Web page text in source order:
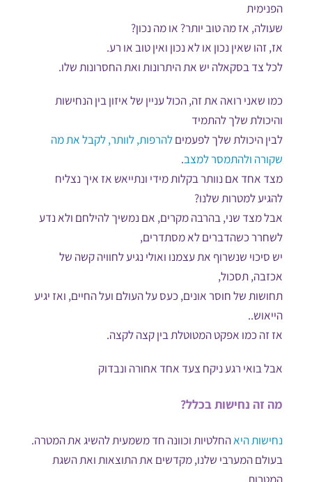
הפנימית
שעולה, אז מה טוב יותר? או מה נכון?
אז, זהו שאין נכון או לא נכון ואין טוב או רע.
לכל צד בסקאלה יש את היתרונות ואת החסרונות שלו.
כמו שאני רואה את זה, הכול עניין של איזון בין הנחישות
והיכולת שלך להתמיד
לבין היכולת שלך לפעמיםלהרפות, לוותר, לקבל את מה
שקורה ולהתמסר למצב.
מצד אחד אם נוותר בקלות מידי ונתייאש אז איך נצליח
להגיע למטרות שלנו?
אבל מצד שני, בהרבה מקרים, אם נמשיך להילחם ולא נדע
לשחרר כשהדברים לא מסתדרים,
יש סיכוי שנשרוף את עצמנו ואולי נגיע לחוויה קשה של
אכזבה, תסכול,
תחושות של חוסר אונים, כעס על העולם ועל החיים, ואז יגיע
הייאוש..
אז זה כמו אפקט המטוטלת בין קצה לקצה.
אבל בואי רגע ניקח צעד אחד אחורה ונבדוק
מה זה נחישות בכלל?
נחישות היאהחלטיות וכוונה חד משמעית להשיג את המטרה.
בעולם המערבי שלנו, מקדשים את התוצאות ואת השגת